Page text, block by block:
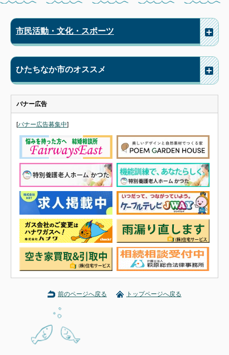
市民活動・文化・スポーツ
ひたちなか市のオススメ
バナー広告
[バナー広告募集中]
前のページへ戻る トップページへ戻る